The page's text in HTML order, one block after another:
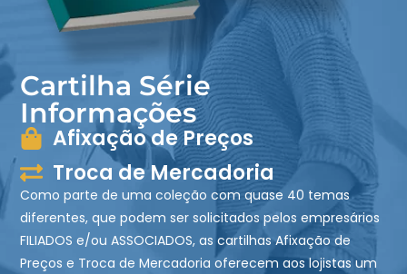
Cartilha Série
Informações
Afixação de Preços
Troca de Mercadoria
Como parte de uma coleção com quase 40 temas
diferentes, que podem ser solicitados pelos empresários
FILIADOS e/ou ASSOCIADOS, as cartilhasAfixação de
Preços e Troca de Mercadoria oferecem aos lojistas um